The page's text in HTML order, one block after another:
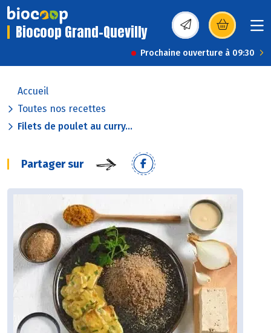
Biocoop Grand-Quevilly (s’ouvre dans une
Prochaine ouverture à 09:30
Accueil
Toutes nos recettes
Filets de poulet au curry...
Partager sur